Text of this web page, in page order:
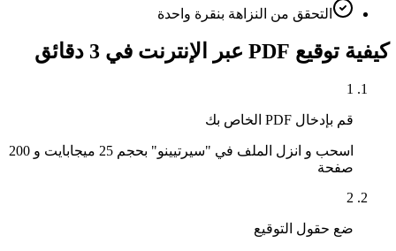
التحقق من النزاهة بنقرة واحدة
كيفية توقيع PDF عبر الإنترنت في 3 دقائق
1
قم بإدخال PDF الخاص بك
اسحب و انزل الملف في "سيرتيينو" بحجم 25 ميجابايت و 200
صفحة
2
ضع حقول التوقيع